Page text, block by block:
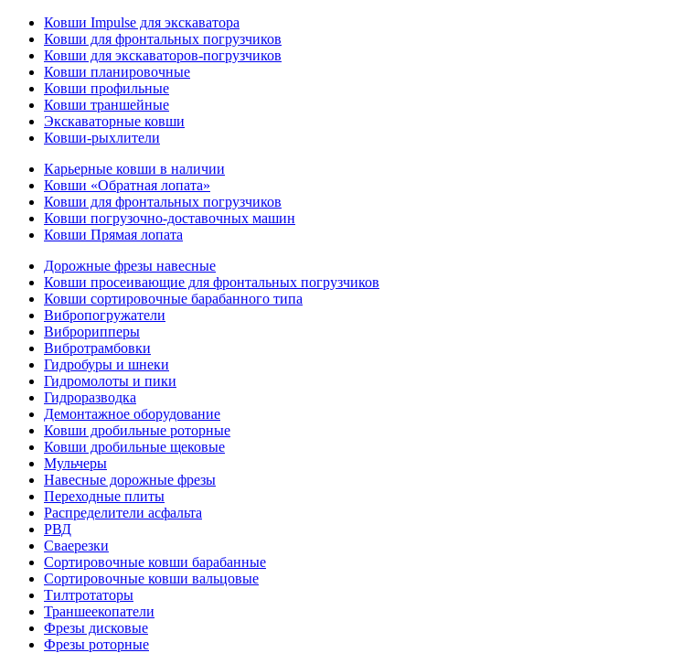
Ковши Impulse для экскаватора
Ковши для фронтальных погрузчиков
Ковши для экскаваторов-погрузчиков
Ковши планировочные
Ковши профильные
Ковши траншейные
Экскаваторные ковши
Ковши-рыхлители
Карьерные ковши в наличии
Ковши «Обратная лопата»
Ковши для фронтальных погрузчиков
Ковши погрузочно-доставочных машин
Ковши Прямая лопата
Дорожные фрезы навесные
Ковши просеивающие для фронтальных погрузчиков
Ковши сортировочные барабанного типа
Вибропогружатели
Виброрипперы
Вибротрамбовки
Гидробуры и шнеки
Гидромолоты и пики
Гидроразводка
Демонтажное оборудование
Ковши дробильные роторные
Ковши дробильные щековые
Мульчеры
Навесные дорожные фрезы
Переходные плиты
Распределители асфальта
РВД
Сваерезки
Сортировочные ковши барабанные
Сортировочные ковши вальцовые
Тилтротаторы
Траншеекопатели
Фрезы дисковые
Фрезы роторные